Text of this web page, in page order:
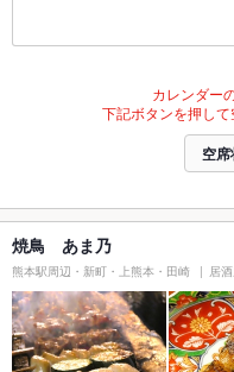
カレンダー
下記ボタンを押して
空
焼鳥 あま乃
熊本駅周辺・新町・上熊本・田崎 居